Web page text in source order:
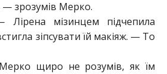
— зрозумів Мерко.
мізинцем підчепила
зіпсувати їй макіяж. — То
щиро не розумів, як їм